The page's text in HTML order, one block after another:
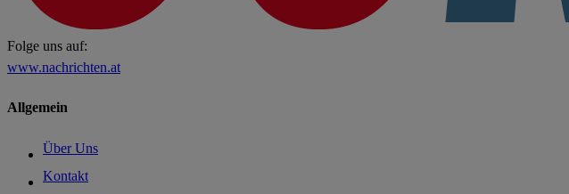
Folge uns auf:
www.nachrichten.at
Allgemein
Über Uns
Kontakt